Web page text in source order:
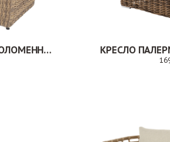
КРЕСЛО КАЛЬЯРИ СОЛОМЕННЫЙ